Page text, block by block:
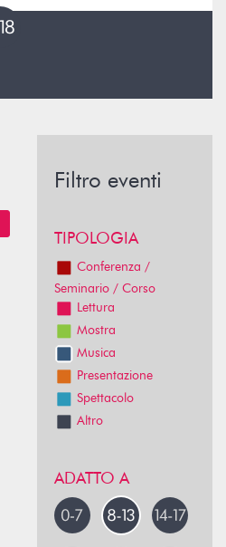
Filtro eventi
TIPOLOGIA
Conferenza /
Seminario / Corso
Lettura
Mostra
Musica
Presentazione
Spettacolo
Altro
ADATTO A